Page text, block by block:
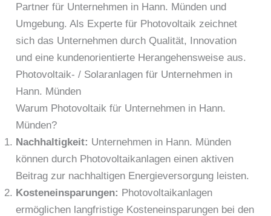
Partner für Unternehmen in Hann. Münden und
Umgebung. Als Experte für Photovoltaik zeichnet
sich das Unternehmen durch Qualität, Innovation
und eine kundenorientierte Herangehensweise aus.
Photovoltaik- / Solaranlagen für Unternehmen in
Hann. Münden
Warum Photovoltaik für Unternehmen in Hann.
Münden?
Nachhaltigkeit: Unternehmen in Hann. Münden
können durch Photovoltaikanlagen einen aktiven
Beitrag zur nachhaltigen Energieversorgung leisten.
Kosteneinsparungen: Photovoltaikanlagen
ermöglichen langfristige Kosteneinsparungen bei den